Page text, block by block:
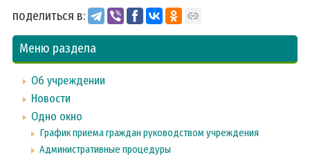
поделиться в:
Меню раздела
Об учреждении
Новости
Одно окно
График приема граждан руководством учреждения
Административные процедуры